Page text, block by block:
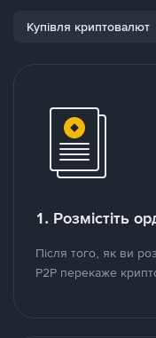
Купівля криптовалют
1. Розмістіть
Після того, як ви
P2P перекаже